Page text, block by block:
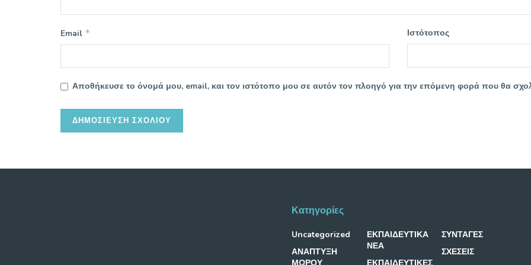
Email * Ιστότοπος
Αποθήκευσε το όνομά μου, email, και τον ιστότοπο μου σε αυτόν τον πλοηγό για την επόμενη φορά που θα
Κατηγορίες
Uncategorized
ΑΝΑΠΤΥΞΗ
ΕΚΠΑΙΔΕΥΤΙΚΑ
ΝΕΑ
ΣΥΝΤΑΓΕΣ
ΣΧΕΣΕΙΣ